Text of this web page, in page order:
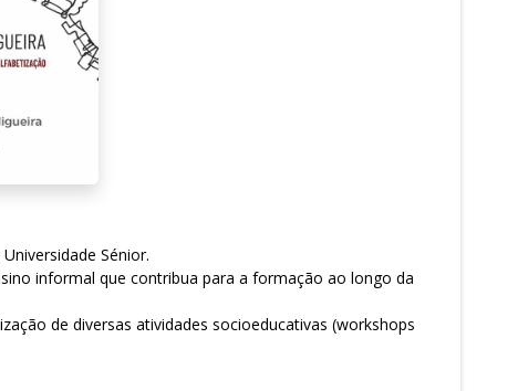
Sénior.
informal que contribua para a formação ao longo da
de diversas atividades socioeducativas (workshops